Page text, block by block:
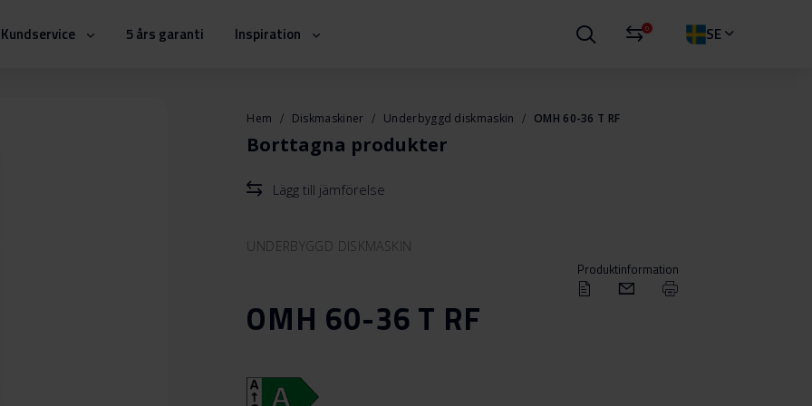
Kundservice 5 års garanti Inspiration 0 SE
Hem Diskmaskiner Underbyggd diskmaskin OMH 60-36 T RF
Borttagna produkter
Lägg till jämförelse
UNDERBYGGD DISKMASKIN
Produktinformation
OMH 60-36 T RF